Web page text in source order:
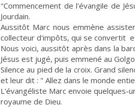
"Commencement de l'évangile de
Jourdain.
Aussitôt Marc nous emmène
collecteur d'impôts, qui se convertit
Nous voici, aussitôt après dans la
Jésus est jugé, puis emmené au
Silence au pied de la croix. Grand
et leur dit : " Allez dans le monde
L'évangéliste Marc envoie quelques-
royaume de Dieu.